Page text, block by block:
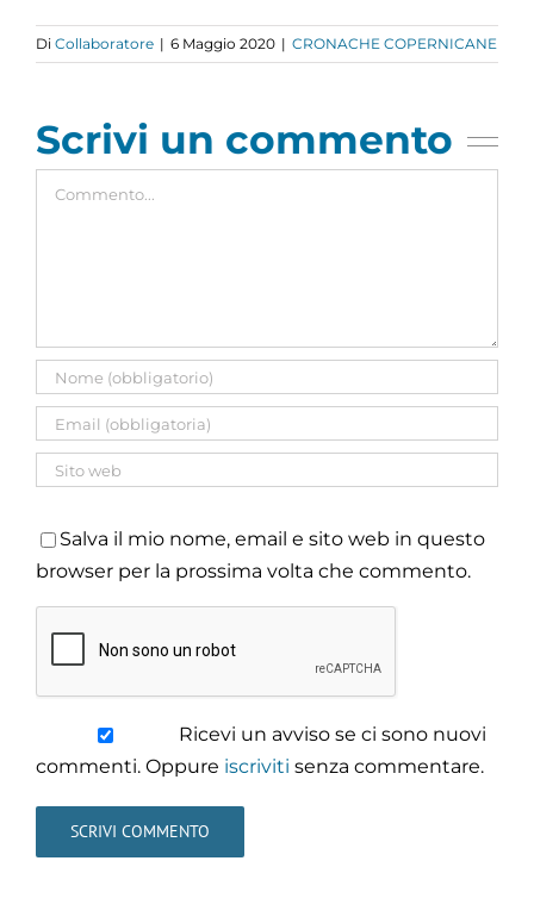
Di Collaboratore | 6 Maggio 2020 | CRONACHE COPERNICANE
Scrivi un commento
Commento
Salva il mio nome, email e sito web in questo
browser per la prossima volta che commento.
Ricevi un avviso se ci sono nuovi
commenti. Oppure iscriviti senza commentare.